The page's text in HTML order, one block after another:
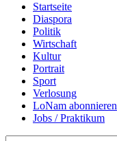
Startseite
Diaspora
Politik
Wirtschaft
Kultur
Portrait
Sport
Verlosung
LoNam abonnieren
Jobs / Praktikum